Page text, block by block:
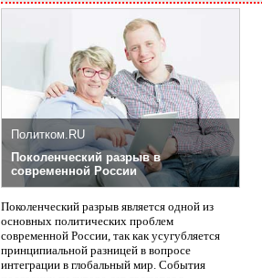
Политком.RU
Поколенческий разрыв в
современной России
Поколенческий разрыв является одной из
основных политических проблем
современной России, так как усугубляется
принципиальной разницей в вопросе
интеграции в глобальный мир. События